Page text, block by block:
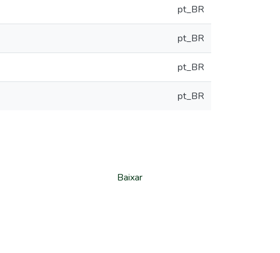
pt_BR
pt_BR
pt_BR
pt_BR
Baixar